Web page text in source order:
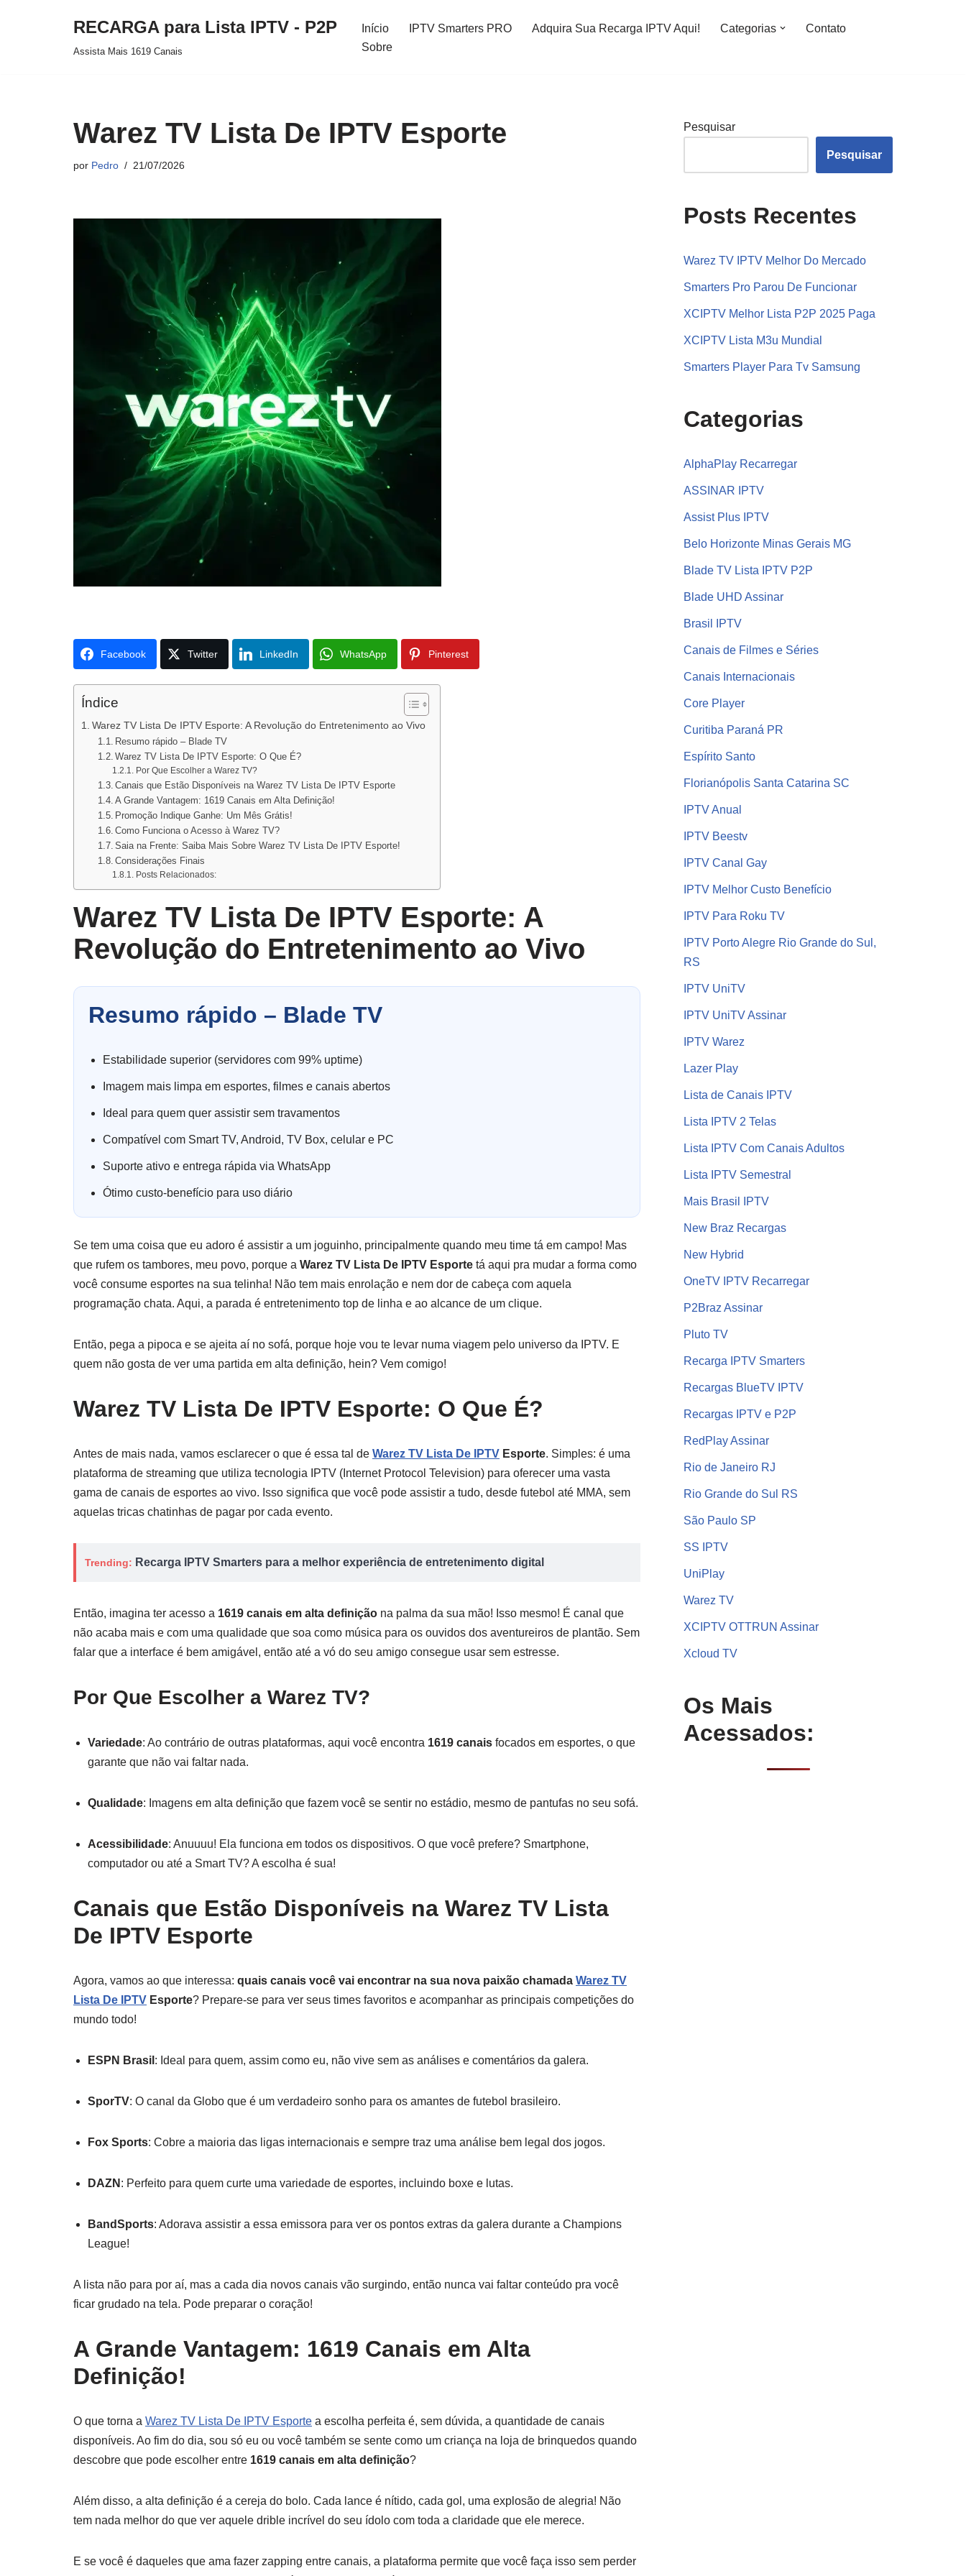
RECARGA para Lista IPTV - P2P
Assista Mais 1619 Canais
Início IPTV Smarters PRO Adquira Sua Recarga IPTV Aqui! Categorias
Contato
Sobre
Warez TV Lista De IPTV Esporte
por Pedro 21/07/2026
Facebook Twitter LinkedIn WhatsApp Pinterest
Índice
Warez TV Lista De IPTV Esporte: A Revolução do Entretenimento ao Vivo
Resumo rápido – Blade TV
Warez TV Lista De IPTV Esporte: O Que É?
Por Que Escolher a Warez TV?
Canais que Estão Disponíveis na Warez TV Lista De IPTV Esporte
A Grande Vantagem: 1619 Canais em Alta Definição!
Promoção Indique Ganhe: Um Mês Grátis!
Como Funciona o Acesso à Warez TV?
Saia na Frente: Saiba Mais Sobre Warez TV Lista De IPTV Esporte!
Considerações Finais
Posts Relacionados:
Warez TV Lista De IPTV Esporte: A
Revolução do Entretenimento ao Vivo
Resumo rápido – Blade TV
Estabilidade superior (servidores com 99% uptime)
Imagem mais limpa em esportes, filmes e canais abertos
Ideal para quem quer assistir sem travamentos
Compatível com Smart TV, Android, TV Box, celular e PC
Suporte ativo e entrega rápida via WhatsApp
Ótimo custo-benefício para uso diário
Se tem uma coisa que eu adoro é assistir a um joguinho, principalmente quando meu time tá em campo! Mas
que rufem os tambores, meu povo, porque a Warez TV Lista De IPTV Esporte tá aqui pra mudar a forma como
você consume esportes na sua telinha! Não tem mais enrolação e nem dor de cabeça com aquela
programação chata. Aqui, a parada é entretenimento top de linha e ao alcance de um clique.
Então, pega a pipoca e se ajeita aí no sofá, porque hoje vou te levar numa viagem pelo universo da IPTV. E
quem não gosta de ver uma partida em alta definição, hein? Vem comigo!
Warez TV Lista De IPTV Esporte: O Que É?
Antes de mais nada, vamos esclarecer o que é essa tal de Warez TV Lista De IPTV Esporte. Simples: é uma
plataforma de streaming que utiliza tecnologia IPTV (Internet Protocol Television) para oferecer uma vasta
gama de canais de esportes ao vivo. Isso significa que você pode assistir a tudo, desde futebol até MMA, sem
aquelas tricas chatinhas de pagar por cada evento.
Trending: Recarga IPTV Smarters para a melhor experiência de entretenimento digital
Então, imagina ter acesso a 1619 canais em alta definição na palma da sua mão! Isso mesmo! É canal que
não acaba mais e com uma qualidade que soa como música para os ouvidos dos aventureiros de plantão. Sem
falar que a interface é bem amigável, então até a vó do seu amigo consegue usar sem estresse.
Por Que Escolher a Warez TV?
Variedade: Ao contrário de outras plataformas, aqui você encontra 1619 canais focados em esportes, o que
garante que não vai faltar nada.
Qualidade: Imagens em alta definição que fazem você se sentir no estádio, mesmo de pantufas no seu sofá.
Acessibilidade: Anuuuu! Ela funciona em todos os dispositivos. O que você prefere? Smartphone,
computador ou até a Smart TV? A escolha é sua!
Canais que Estão Disponíveis na Warez TV Lista
De IPTV Esporte
Agora, vamos ao que interessa: quais canais você vai encontrar na sua nova paixão chamada Warez TV
Lista De IPTV Esporte? Prepare-se para ver seus times favoritos e acompanhar as principais competições do
mundo todo!
ESPN Brasil : Ideal para quem, assim como eu, não vive sem as análises e comentários da galera.
SporTV: O canal da Globo que é um verdadeiro sonho para os amantes de futebol brasileiro.
Fox Sports: Cobre a maioria das ligas internacionais e sempre traz uma análise bem legal dos jogos.
DAZN : Perfeito para quem curte uma variedade de esportes, incluindo boxe e lutas.
BandSports: Adorava assistir a essa emissora para ver os pontos extras da galera durante a Champions
League!
A lista não para por aí, mas a cada dia novos canais vão surgindo, então nunca vai faltar conteúdo pra você
ficar grudado na tela. Pode preparar o coração!
A Grande Vantagem: 1619 Canais em Alta
Definição!
O que torna a Warez TV Lista De IPTV Esporte a escolha perfeita é, sem dúvida, a quantidade de canais
disponíveis. Ao fim do dia, sou só eu ou você também se sente como um criança na loja de brinquedos quando
descobre que pode escolher entre 1619 canais em alta definição?
Além disso, a alta definição é a cereja do bolo. Cada lance é nítido, cada gol, uma explosão de alegria! Não
tem nada melhor do que ver aquele drible incrível do seu ídolo com toda a claridade que ele merece.
E se você é daqueles que ama fazer zapping entre canais, a plataforma permite que você faça isso sem perder
Pesquisar
Pesquisar
Posts Recentes
Warez TV IPTV Melhor Do Mercado
Smarters Pro Parou De Funcionar
XCIPTV Melhor Lista P2P 2025 Paga
XCIPTV Lista M3u Mundial
Smarters Player Para Tv Samsung
Categorias
AlphaPlay Recarregar
ASSINAR IPTV
Assist Plus IPTV
Belo Horizonte Minas Gerais MG
Blade TV Lista IPTV P2P
Blade UHD Assinar
Brasil IPTV
Canais de Filmes e Séries
Canais Internacionais
Core Player
Curitiba Paraná PR
Espírito Santo
Florianópolis Santa Catarina SC
IPTV Anual
IPTV Beestv
IPTV Canal Gay
IPTV Melhor Custo Benefício
IPTV Para Roku TV
IPTV Porto Alegre Rio Grande do Sul,
RS
IPTV UniTV
IPTV UniTV Assinar
IPTV Warez
Lazer Play
Lista de Canais IPTV
Lista IPTV 2 Telas
Lista IPTV Com Canais Adultos
Lista IPTV Semestral
Mais Brasil IPTV
New Braz Recargas
New Hybrid
OneTV IPTV Recarregar
P2Braz Assinar
Pluto TV
Recarga IPTV Smarters
Recargas BlueTV IPTV
Recargas IPTV e P2P
RedPlay Assinar
Rio de Janeiro RJ
Rio Grande do Sul RS
São Paulo SP
SS IPTV
UniPlay
Warez TV
XCIPTV OTTRUN Assinar
Xcloud TV
Os Mais
Acessados: